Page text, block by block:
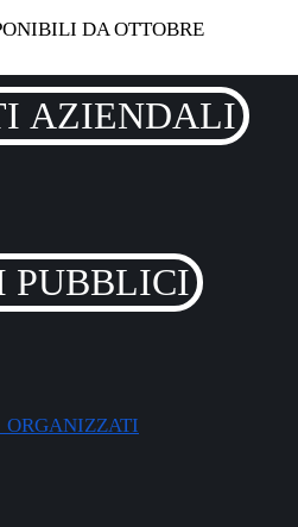
DA OTTOBRE
EVENTI AZIENDALI
EVENTI PUBBLICI